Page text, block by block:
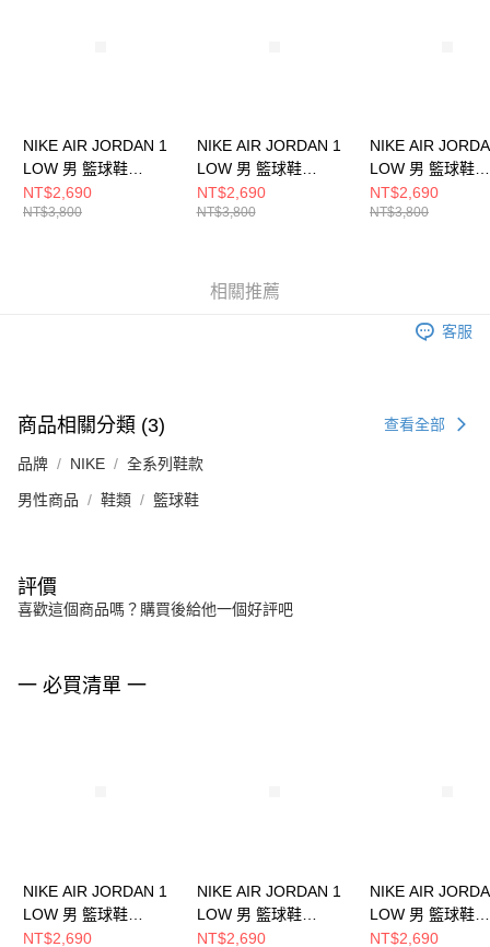
NIKE AIR JORDAN 1
LOW 男 籃球鞋
553558133
NT$2,690
NT$3,800
NIKE AIR JORDAN 1
LOW 男 籃球鞋
553558147
NT$2,690
NT$3,800
NIKE AIR
LOW 男 籃球鞋
553558149
NT$2,690
NT$3,800
相關推薦
客服
商品相關分類 (3) 查看全部
品牌 NIKE 全系列鞋款
男性商品 鞋類 籃球鞋
評價
喜歡這個商品嗎？購買後給他一個好評吧
一 必買清單 一
NIKE AIR JORDAN 1
LOW 男 籃球鞋
553558133
NT$2,690
NIKE AIR JORDAN 1
LOW 男 籃球鞋
553558147
NT$2,690
NIKE AIR
LOW 男 籃球鞋
553558149
NT$2,690